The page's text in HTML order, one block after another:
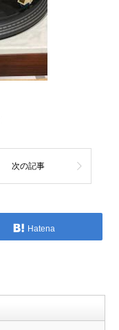
次の記事
Hatena